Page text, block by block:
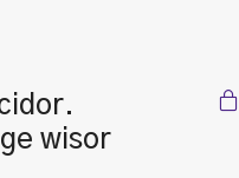
wisor